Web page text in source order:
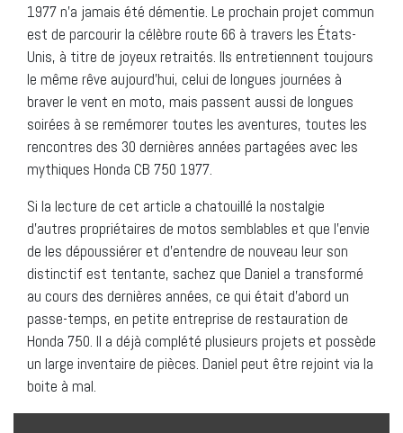
1977 n’a jamais été démentie. Le prochain projet commun
est de parcourir la célèbre route 66 à travers les États-
Unis, à titre de joyeux retraités. Ils entretiennent toujours
le même rêve aujourd’hui, celui de longues journées à
braver le vent en moto, mais passent aussi de longues
soirées à se remémorer toutes les aventures, toutes les
rencontres des 30 dernières années partagées avec les
mythiques Honda CB 750 1977.
Si la lecture de cet article a chatouillé la nostalgie
d’autres propriétaires de motos semblables et que l’envie
de les dépoussiérer et d’entendre de nouveau leur son
distinctif est tentante, sachez que Daniel a transformé
au cours des dernières années, ce qui était d’abord un
passe-temps, en petite entreprise de restauration de
Honda 750. Il a déjà complété plusieurs projets et possède
un large inventaire de pièces. Daniel peut être rejoint via la
boite à mal.